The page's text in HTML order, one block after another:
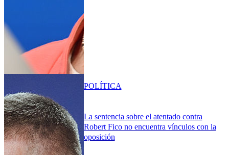
La sentencia sobre el atentado contra
Robert Fico no encuentra vínculos con la
oposición
POLÍTICA